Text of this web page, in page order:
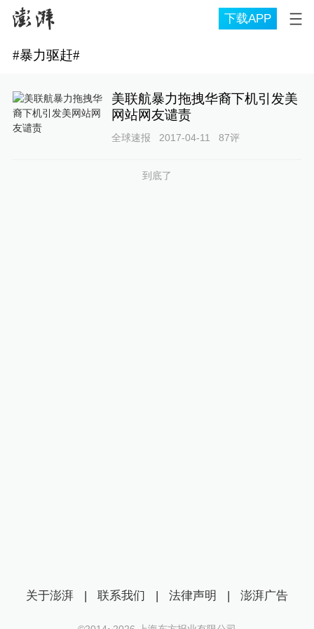
下载APP
#暴力驱赶#
美联航暴力拖拽华裔下机引发美
网站网友谴责
全球速报 2017-04-11 87评
到底了
关于澎湃 | 联系我们 | 法律声明 | 澎湃广告